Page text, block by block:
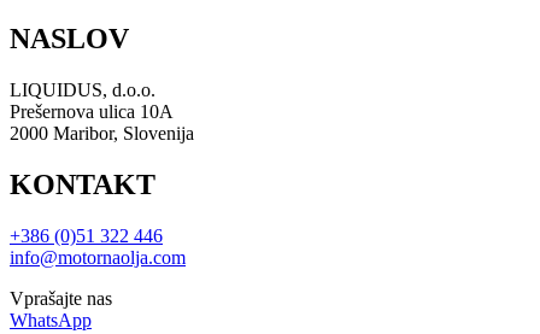
NASLOV
LIQUIDUS, d.o.o.
Prešernova ulica 10A
2000 Maribor, Slovenija
KONTAKT
+386 (0)51 322 446
info@motornaolja.com
Vprašajte nas
WhatsApp